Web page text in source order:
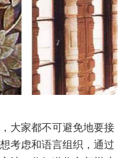
大家都不可避免地要接
考虑和语言组织，通过